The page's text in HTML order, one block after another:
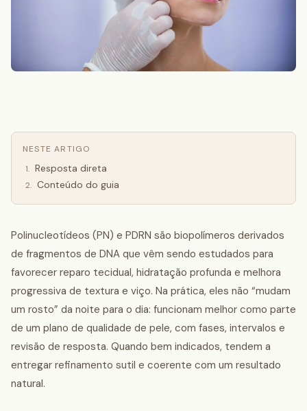
NESTE ARTIGO
1. Resposta direta
2. Conteúdo do guia
Polinucleotídeos (PN) e PDRN são biopolímeros derivados
de fragmentos de DNA que vêm sendo estudados para
favorecer reparo tecidual, hidratação profunda e melhora
progressiva de textura e viço. Na prática, eles não “mudam
um rosto” da noite para o dia: funcionam melhor como parte
de um plano de qualidade de pele, com fases, intervalos e
revisão de resposta. Quando bem indicados, tendem a
entregar refinamento sutil e coerente com um resultado
natural.